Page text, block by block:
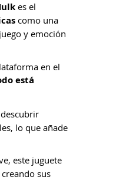
es el
como una
y emoción
en el
está
lo que añade
este juguete
sus